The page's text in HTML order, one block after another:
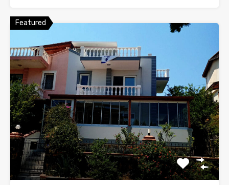
Featured